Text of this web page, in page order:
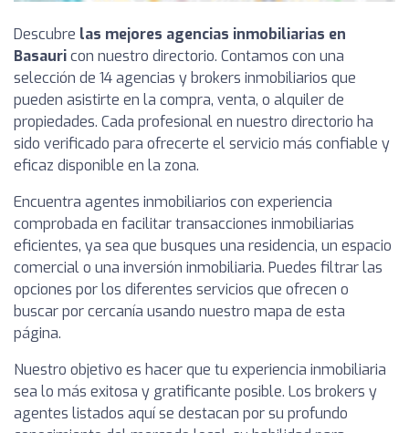
Descubre las mejores agencias inmobiliarias en
Basauricon nuestro directorio. Contamos con una
selección de 14 agencias y brokers inmobiliarios que
pueden asistirte en la compra, venta, o alquiler de
propiedades. Cada profesional en nuestro directorio ha
sido verificado para ofrecerte el servicio más confiable y
eficaz disponible en la zona.
Encuentra agentes inmobiliarios con experiencia
comprobada en facilitar transacciones inmobiliarias
eficientes, ya sea que busques una residencia, un espacio
comercial o una inversión inmobiliaria. Puedes filtrar las
opciones por los diferentes servicios que ofrecen o
buscar por cercanía usando nuestro mapa de esta
página.
Nuestro objetivo es hacer que tu experiencia inmobiliaria
sea lo más exitosa y gratificante posible. Los brokers y
agentes listados aquí se destacan por su profundo